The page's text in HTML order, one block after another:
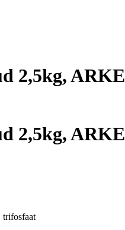
2,5kg, ARKE
2,5kg, ARKE
trifosfaat